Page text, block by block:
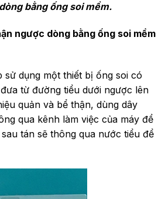
bằng ống soi mềm.
ngược dòng bằng ống soi mềm
dụng một thiết bị ống soi có
từ đường tiểu dưới ngược lên
quản và bể thận, dùng dây
qua kênh làm việc của máy để
tán sẽ thông qua nước tiểu để